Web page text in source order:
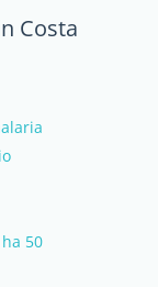
Costa
50